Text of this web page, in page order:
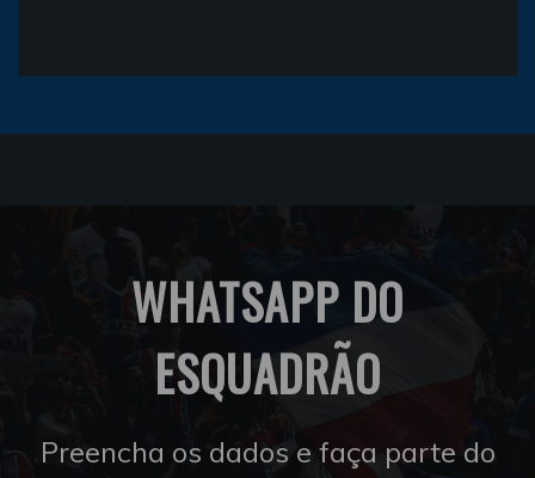
WHATSAPP DO
ESQUADRÃO
Preencha os dados e faça parte do